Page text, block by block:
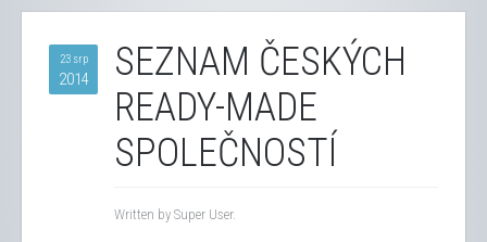
23 srp
2014
SEZNAM ČESKÝCH
READY-MADE
SPOLEČNOSTÍ
Written by Super User.